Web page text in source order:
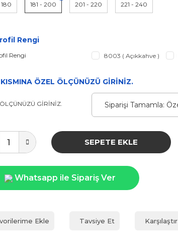
181 - 200 201 - 220 221 - 240
Rengi
Rengi 8003 ( Açıkkahve )
ÖZEL ÖLÇÜNÜZÜ GİRİNİZ.
GİRİNİZ.
SEPETE EKLE
Whatsapp ile Sipariş Ver
Tavsiye Et Karşılaştır